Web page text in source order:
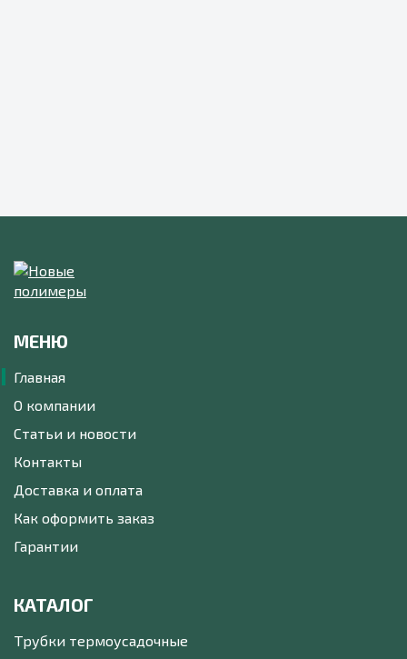
МЕНЮ
Главная
О компании
Статьи и новости
Контакты
Доставка и оплата
Как оформить заказ
Гарантии
КАТАЛОГ
Трубки термоусадочные